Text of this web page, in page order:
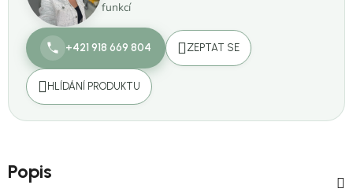
funkcí
+421 918 669 804 ZEPTAT SE
HLÍDÁNÍ PRODUKTU
Popis